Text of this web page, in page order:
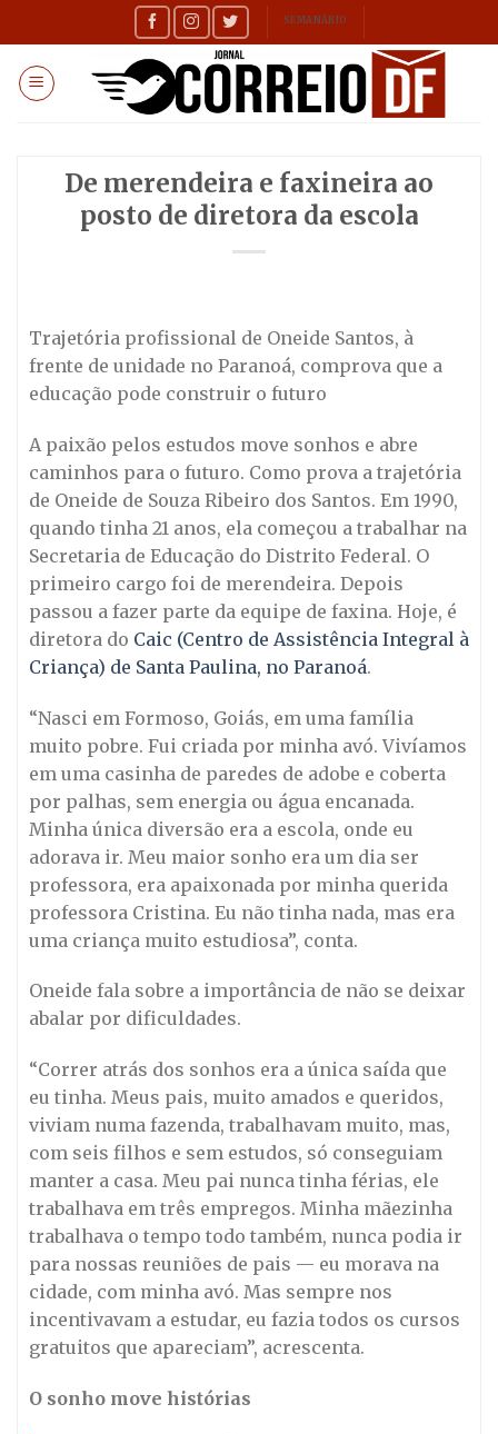
to
content
SEMANÁRIO
De merendeira e faxineira ao
posto de diretora da escola
Trajetória profissional de Oneide Santos, à
frente de unidade no Paranoá, comprova que a
educação pode construir o futuro
A paixão pelos estudos move sonhos e abre
caminhos para o futuro. Como prova a trajetória
de Oneide de Souza Ribeiro dos Santos. Em 1990,
quando tinha 21 anos, ela começou a trabalhar na
Secretaria de Educação do Distrito Federal. O
primeiro cargo foi de merendeira. Depois
passou a fazer parte da equipe de faxina. Hoje, é
diretora do Caic (Centro de Assistência Integral à
Criança) de Santa Paulina, no Paranoá.
“Nasci em Formoso, Goiás, em uma família
muito pobre. Fui criada por minha avó. Vivíamos
em uma casinha de paredes de adobe e coberta
por palhas, sem energia ou água encanada.
Minha única diversão era a escola, onde eu
adorava ir. Meu maior sonho era um dia ser
professora, era apaixonada por minha querida
professora Cristina. Eu não tinha nada, mas era
uma criança muito estudiosa”, conta.
Oneide fala sobre a importância de não se deixar
abalar por dificuldades.
“Correr atrás dos sonhos era a única saída que
eu tinha. Meus pais, muito amados e queridos,
viviam numa fazenda, trabalhavam muito, mas,
com seis filhos e sem estudos, só conseguiam
manter a casa. Meu pai nunca tinha férias, ele
trabalhava em três empregos. Minha mãezinha
trabalhava o tempo todo também, nunca podia ir
para nossas reuniões de pais — eu morava na
cidade, com minha avó. Mas sempre nos
incentivavam a estudar, eu fazia todos os cursos
gratuitos que apareciam”, acrescenta.
O sonho move histórias